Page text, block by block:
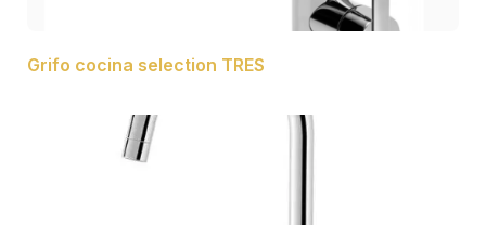
Grifo cocina selection TRES